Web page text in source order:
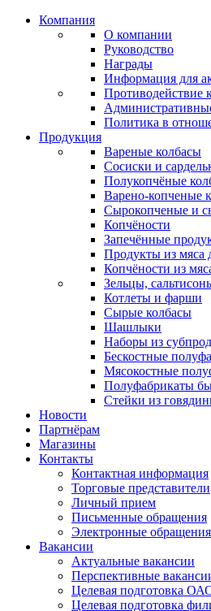
Компания
О компании
Руководство
Награды
Информация для
Противодействие
Политика в
Продукция
Вареные колбасы
Сосиски и
Полукопчёные
Варено-копченые
Сырокопченые и
Копчёности
Запечённые
Продукты из мяса
Копчёности из
Зельцы,
Котлеты и фарши
Сырые колбасы
Шашлыки
Наборы из
Бескостные
Мясокостные
Полуфабрикаты
Стейки из
Новости
Партнёрам
Магазины
Контакты
Контактная информация
Торговые представители
Личный прием
Письменные обращения
Электронные обращения
Вакансии
Актуальные вакансии
Перспективные
Целевая подготовка
Целевая подготовка